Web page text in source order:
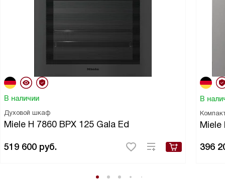
В наличии
Духовой шкаф
Miele H 7860 BPX 125 Gala Ed
519 600 руб.
В
Miele
396